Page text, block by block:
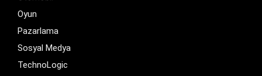
Oyun
Pazarlama
Sosyal Medya
TechnoLogic